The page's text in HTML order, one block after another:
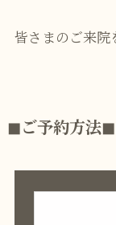
皆さまのご来院
◼︎ご予約方法◼︎